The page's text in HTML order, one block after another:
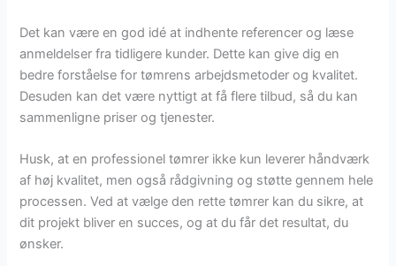
Det kan være en god idé at indhente referencer og læse
anmeldelser fra tidligere kunder. Dette kan give dig en
bedre forståelse for tømrens arbejdsmetoder og kvalitet.
Desuden kan det være nyttigt at få flere tilbud, så du kan
sammenligne priser og tjenester.
Husk, at en professionel tømrer ikke kun leverer håndværk
af høj kvalitet, men også rådgivning og støtte gennem hele
processen. Ved at vælge den rette tømrer kan du sikre, at
dit projekt bliver en succes, og at du får det resultat, du
ønsker.